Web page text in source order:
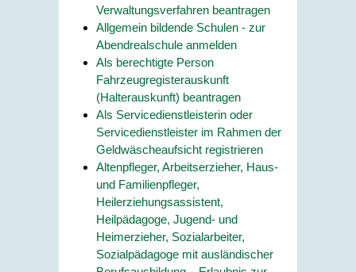
Verwaltungsverfahren beantragen
Allgemein bildende Schulen - zur
Abendrealschule anmelden
Als berechtigte Person
Fahrzeugregisterauskunft
(Halterauskunft) beantragen
Als Servicedienstleisterin oder
Servicedienstleister im Rahmen der
Geldwäscheaufsicht registrieren
Altenpfleger, Arbeitserzieher, Haus-
und Familienpfleger,
Heilerziehungsassistent,
Heilpädagoge, Jugend- und
Heimerzieher, Sozialarbeiter,
Sozialpädagoge mit ausländischer